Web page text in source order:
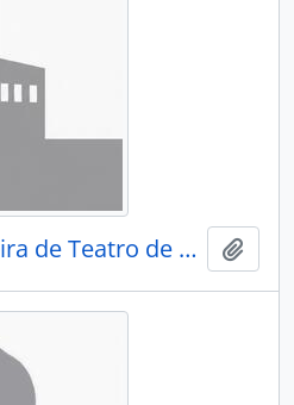
Associação Brasileira de Teatro de Bonecos